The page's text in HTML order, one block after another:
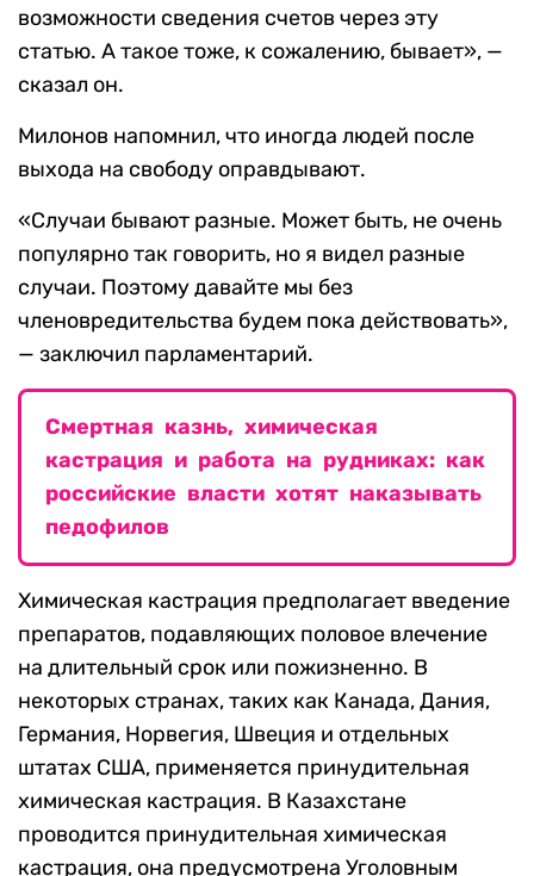
возможности сведения счетов через эту
статью. А такое тоже, к сожалению, бывает», —
сказал он.
Милонов напомнил, что иногда людей после
выхода на свободу оправдывают.
«Случаи бывают разные. Может быть, не очень
популярно так говорить, но я видел разные
случаи. Поэтому давайте мы без
членовредительства будем пока действовать»,
— заключил парламентарий.
Смертная казнь, химическая
кастрация и работа на рудниках: как
российские власти хотят наказывать
педофилов
Химическая кастрация предполагает введение
препаратов, подавляющих половое влечение
на длительный срок или пожизненно. В
некоторых странах, таких как Канада, Дания,
Германия, Норвегия, Швеция и отдельных
штатах США, применяется принудительная
химическая кастрация. В Казахстане
проводится принудительная химическая
кастрация, она предусмотрена Уголовным